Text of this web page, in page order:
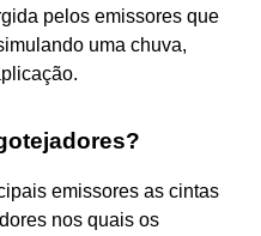
pelos emissores que
uma chuva,
emissores as cintas
nos quais os